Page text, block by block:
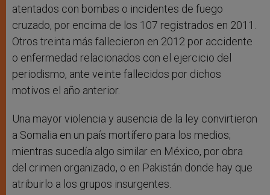
atentados con bombas o incidentes de fuego
cruzado, por encima de los 107 registrados en 2011.
Otros treinta más fallecieron en 2012 por accidente
o enfermedad relacionados con el ejercicio del
periodismo, ante veinte fallecidos por dichos
motivos el año anterior.
Una mayor violencia y ausencia de la ley convirtieron
a Somalia en un país mortífero para los medios;
mientras sucedía algo similar en México, por obra
del crimen organizado, o en Pakistán donde hay que
atribuirlo a los grupos insurgentes.